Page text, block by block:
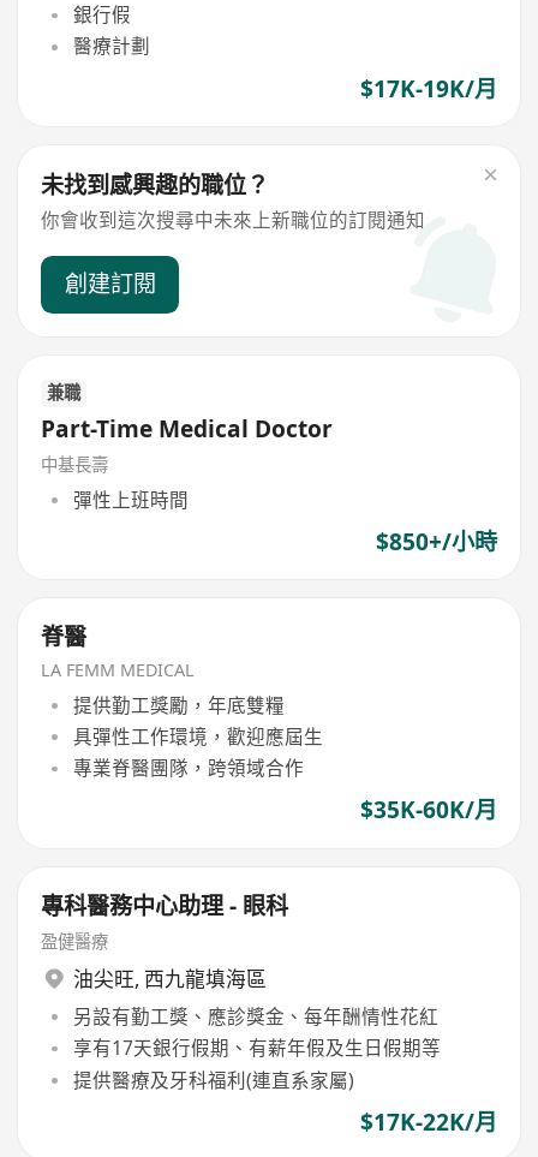
銀行假
醫療計劃
$17K-19K/月
未找到感興趣的職位？
你會收到這次搜尋中未來上新職位的訂閱通知
創建訂閱
兼職
Part-Time Medical Doctor
中基長壽
彈性上班時間
$850+/小時
脊醫
LA FEMM MEDICAL
提供勤工獎勵，年底雙糧
具彈性工作環境，歡迎應屆生
專業脊醫團隊，跨領域合作
$35K-60K/月
專科醫務中心助理 - 眼科
盈健醫療
油尖旺, 西九龍填海區
另設有勤工獎、應診獎金、每年酬情性花紅
享有17天銀行假期、有薪年假及生日假期等
提供醫療及牙科福利(連直系家屬)
$17K-22K/月